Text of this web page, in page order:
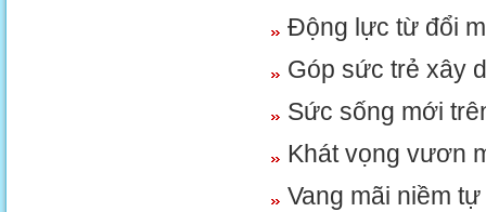
Động lực từ đổi
Góp sức trẻ xây
Sức sống mới
Khát vọng vươn
Vang mãi niềm